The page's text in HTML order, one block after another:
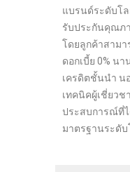
แบรนด์ระดับโ
รับประกันคุณภ
โดยลูกค้าสามา
ดอกเบี้ย 0% น
เครดิตชั้นนำ น
เทคนิคผู้เชี่ยว
ประสบการณ์ที่
มาตรฐานระดับ